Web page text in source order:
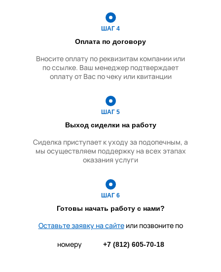
Покупка лекарственных
Отчет по финансовым
Сбор информации о
состоянии подопечного
Контроль эмоционального
состояния
Управление бытовой
Уход за домашними
Сопровождение в
медучреждения
Содействие в
госпитализации
Дежурства в стационаре
ШАГ 4
Оплата по договору
Вносите оплату по реквизитам компании или
по ссылке. Ваш менеджер подтверждает
оплату от Вас по чеку или квитанции
ШАГ 5
Выход сиделки наработу
Сиделка приступает к уходу за подопечным, а
мы осуществляем поддержку на всех этапах
оказания услуги
ШАГ 6
Готовы начать работу снами?
Оставьте заявку на сайте или позвоните по
номеру
+7 (812) 605-70-18